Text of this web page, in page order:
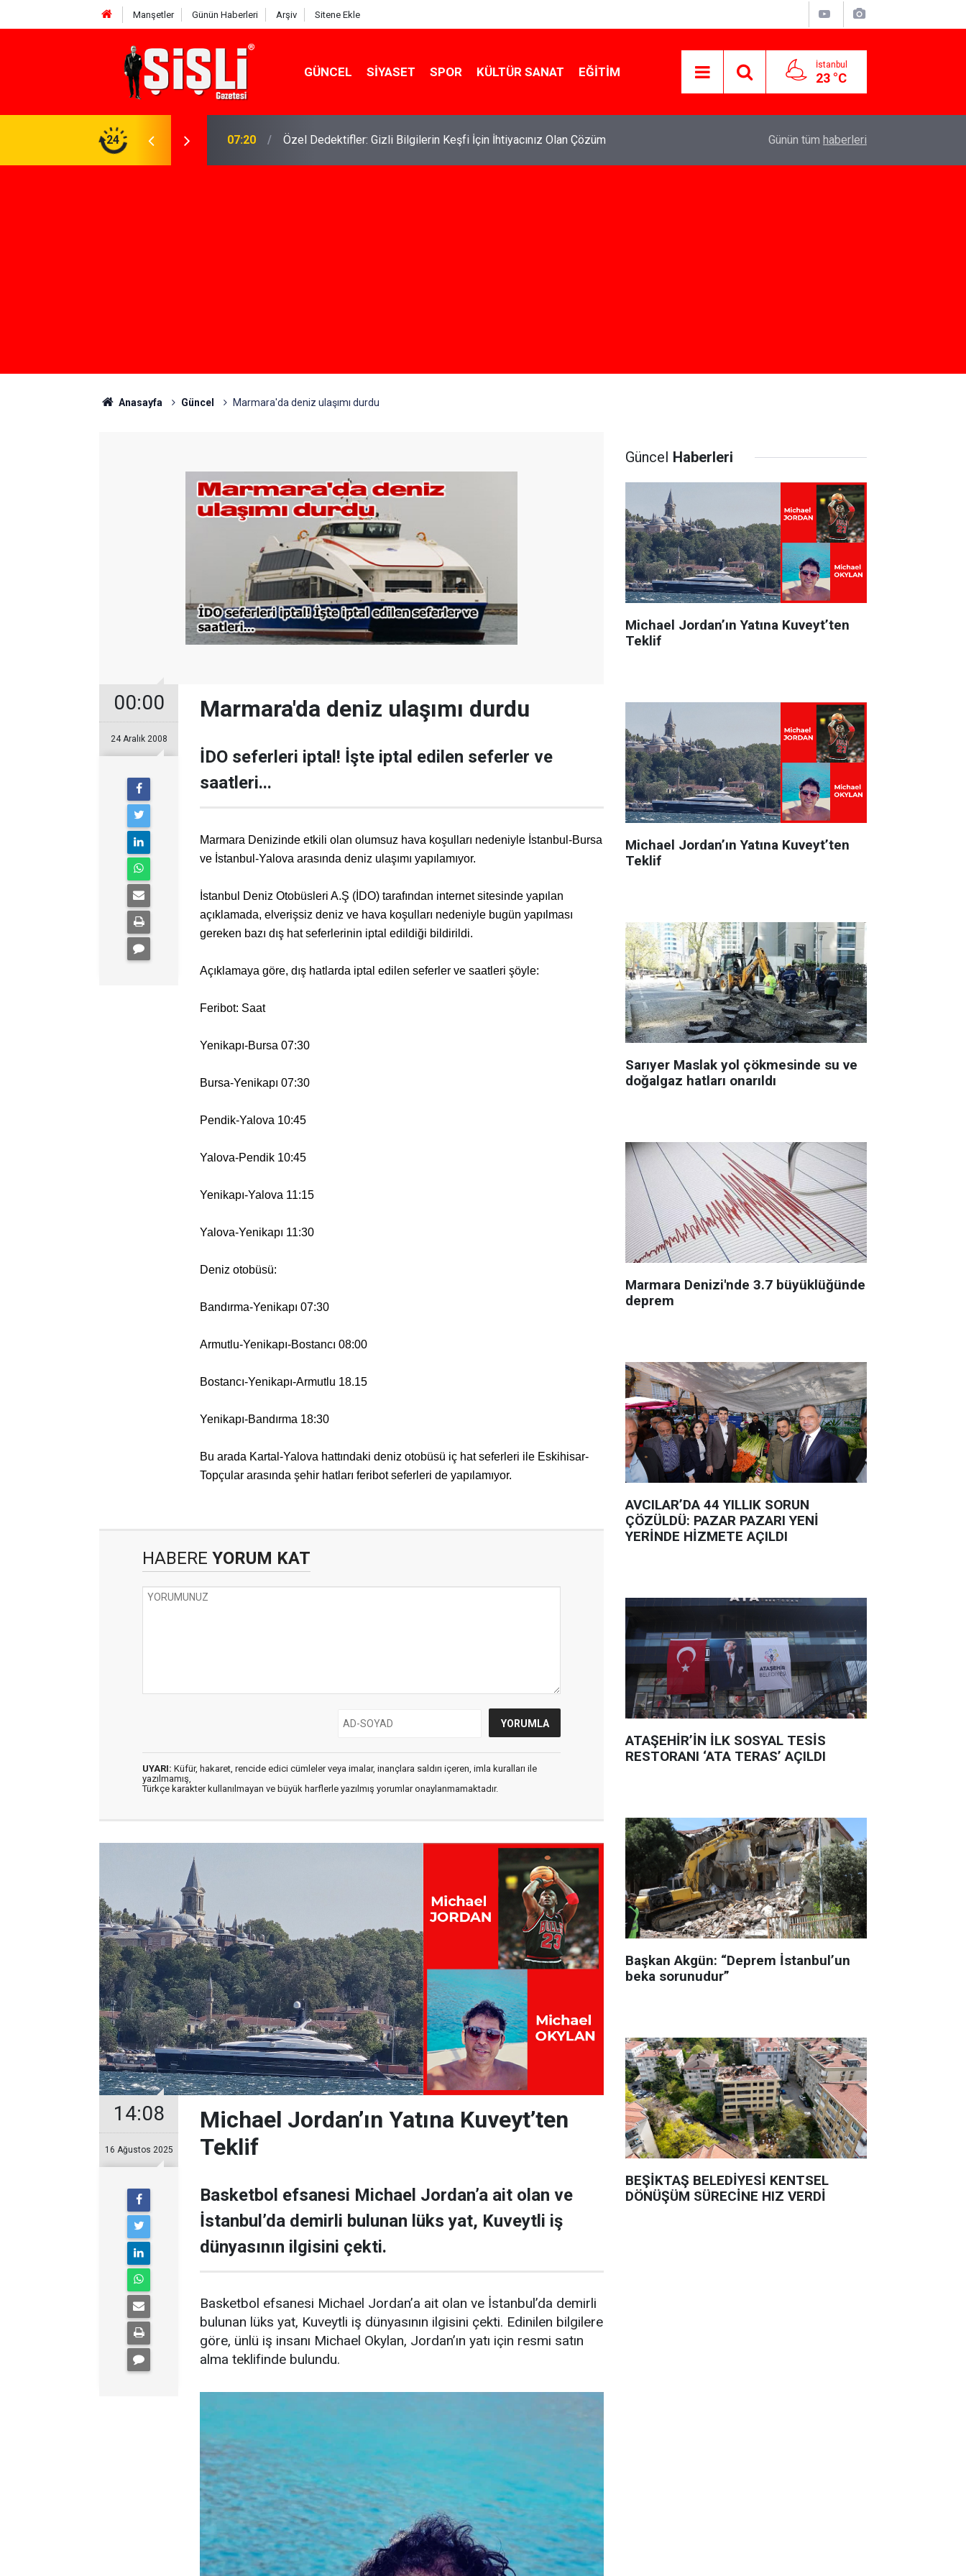
Manşetler Günün Haberleri Arşiv Sitene Ekle
GÜNCEL SIYASET SPOR KÜLTÜR SANAT EĞITIM İstanbul
23 °C
24
İçin İhtiyacınız Olan Çözüm 07:15 İskele'de Kiralık Daire Seçenekleriyle Konforlu Bir Yaşam Yeni İlişkiler İçin Dating App Seçenekleri
Günün tüm haberleri
Anasayfa Güncel Marmara'da deniz ulaşımı durdu
00:00
24 Aralık 2008
Marmara'da deniz ulaşımı durdu
İDO seferleri iptal! İşte iptal edilen seferler ve
saatleri...
Marmara Denizinde etkili olan olumsuz hava koşulları nedeniyle İstanbul-Bursa
ve İstanbul-Yalova arasında deniz ulaşımı yapılamıyor.
İstanbul Deniz Otobüsleri A.Ş (İDO) tarafından internet sitesinde yapılan
açıklamada, elverişsiz deniz ve hava koşulları nedeniyle bugün yapılması
gereken bazı dış hat seferlerinin iptal edildiği bildirildi.
Açıklamaya göre, dış hatlarda iptal edilen seferler ve saatleri şöyle:
Feribot: Saat
Yenikapı-Bursa 07:30
Bursa-Yenikapı 07:30
Pendik-Yalova 10:45
Yalova-Pendik 10:45
Yenikapı-Yalova 11:15
Yalova-Yenikapı 11:30
Deniz otobüsü:
Bandırma-Yenikapı 07:30
Armutlu-Yenikapı-Bostancı 08:00
Bostancı-Yenikapı-Armutlu 18.15
Yenikapı-Bandırma 18:30
Bu arada Kartal-Yalova hattındaki deniz otobüsü iç hat seferleri ile Eskihisar-
Topçular arasında şehir hatları feribot seferleri de yapılamıyor.
HABERE YORUM KAT
UYARI: Küfür, hakaret, rencide edici cümleler veya imalar, inançlara saldırı içeren, imla kuralları ile
yazılmamış,
Türkçe karakter kullanılmayan ve büyük harflerle yazılmış yorumlar onaylanmamaktadır.
14:08
16 Ağustos 2025
Michael Jordan’ın Yatına Kuveyt’ten
Teklif
Basketbol efsanesi Michael Jordan’a ait olan ve
İstanbul’da demirli bulunan lüks yat, Kuveytli iş
dünyasının ilgisini çekti.
Basketbol efsanesi Michael Jordan’a ait olan ve İstanbul’da demirli
bulunan lüks yat, Kuveytli iş dünyasının ilgisini çekti. Edinilen bilgilere
göre, ünlü iş insanı Michael Okylan, Jordan’ın yatı için resmi satın
alma teklifinde bulundu.
Güncel Haberleri
Michael Jordan’ın Yatına Kuveyt’ten
Teklif
Michael Jordan’ın Yatına Kuveyt’ten
Teklif
Sarıyer Maslak yol çökmesinde su ve
doğalgaz hatları onarıldı
Marmara Denizi'nde 3.7 büyüklüğünde
deprem
AVCILAR’DA 44 YILLIK SORUN
ÇÖZÜLDÜ: PAZAR PAZARI YENİ
YERİNDE HİZMETE AÇILDI
ATAŞEHİR’İN İLK SOSYAL TESİS
RESTORANI ‘ATA TERAS’ AÇILDI
Başkan Akgün: “Deprem İstanbul’un
beka sorunudur”
BEŞİKTAŞ BELEDİYESİ KENTSEL
DÖNÜŞÜM SÜRECİNE HIZ VERDİ